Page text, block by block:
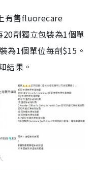
有售fluorecare
劑獨立包裝為1個單
為1個單位每劑$15。
結果。